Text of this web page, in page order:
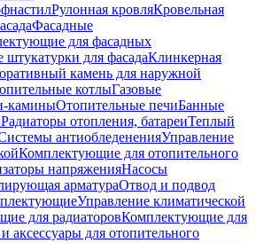
Рулонная кровляКровельная
Фасадные
для фасадных
штукатурки для фасадаКлинкерная
камень для наружной
котлыГазовые
каминыОтопительные печиБанные
Радиаторы отопления, батареиТеплый
антиобледененияУправление
Комплектующие для отопительного
напряженияНасосы
арматураОтвод и подвод
Управление климатической
для радиаторовКомплектующие для
аксессуары для отопительного